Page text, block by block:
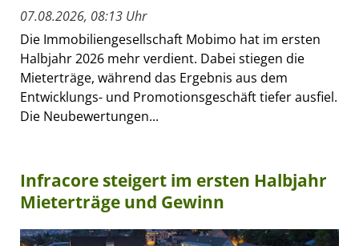
07.08.2026, 08:13 Uhr
Die Immobiliengesellschaft Mobimo hat im ersten
Halbjahr 2026 mehr verdient. Dabei stiegen die
Mieterträge, während das Ergebnis aus dem
Entwicklungs- und Promotionsgeschäft tiefer ausfiel.
Die Neubewertungen...
Infracore steigert im ersten Halbjahr
Mieterträge und Gewinn